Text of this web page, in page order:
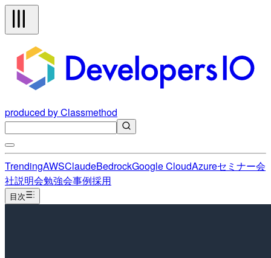
produced by Classmethod
TrendingAWSClaudeBedrockGoogle CloudAzureセミナー会
社説明会勉強会事例採用
目次